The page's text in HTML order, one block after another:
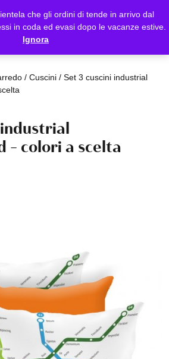
che gli ordini di tende in arrivo dal
in coda ed evasi dopo le vacanze estive.
Ignora
/ Cuscini/ Set 3 cuscini industrial
– colori a scelta